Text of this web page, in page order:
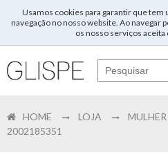
Usamos cookies para garantir que
navegação no nosso website. Ao navegar
os nosso serviços aceita
English
HOME LOJA MULHER
2002185351